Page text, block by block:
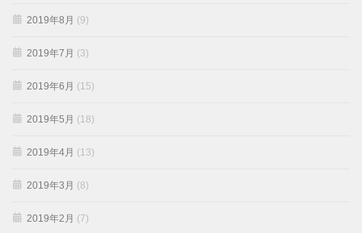
2019年8月 (9)
2019年7月 (3)
2019年6月 (15)
2019年5月 (18)
2019年4月 (13)
2019年3月 (8)
2019年2月 (7)